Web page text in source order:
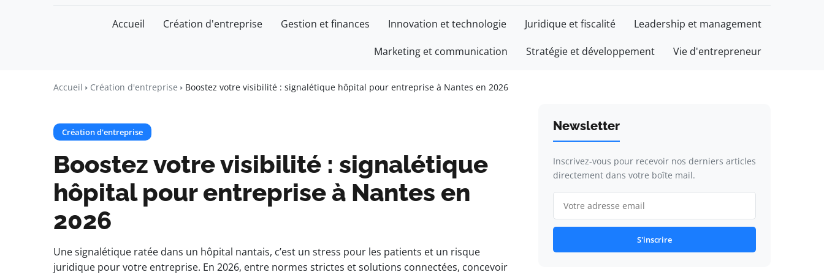
BUSINESS INSIGHTS FOR FRANCE
Accueil Création d'entreprise Gestion et finances Innovation et technologie Juridique et fiscalité Leadership et management
Marketing et communication Stratégie et développement Vie d'entrepreneur
Accueil Création d'entreprise Boostez votre visibilité : signalétique hôpital pour entreprise à Nantes en 2026
Création d'entreprise
Boostez votre visibilité : signalétique
hôpital pour entreprise à Nantes en
2026
Une signalétique ratée dans un hôpital nantais, c’est un stress pour les patients et un risque
juridique pour votre entreprise. En 2026, entre normes strictes et solutions connectées, concevoir
Newsletter
Inscrivez-vous pour recevoir nos derniers articles
directement dans votre boîte mail.
S'inscrire